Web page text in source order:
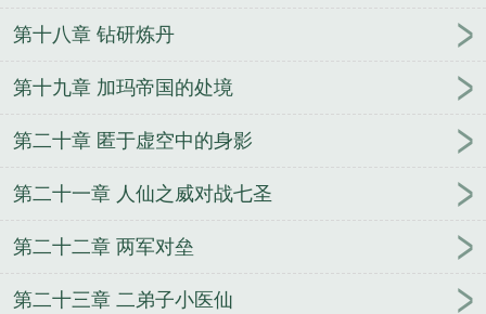
第十八章 钻研炼丹
第十九章 加玛帝国的处境
第二十章 匿于虚空中的身影
第二十一章 人仙之威对战七圣
第二十二章 两军对垒
第二十三章 二弟子小医仙